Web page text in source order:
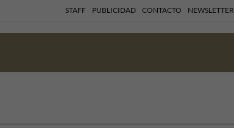
STAFF PUBLICIDAD CONTACTO NEWSLETTER